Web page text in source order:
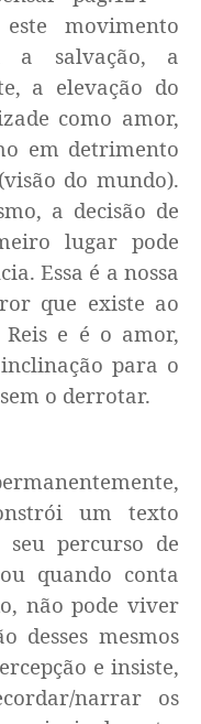
movimento
a salvação, a
a elevação do
como amor,
em detrimento
do mundo).
a decisão de
lugar pode
Essa é a nossa
que existe ao
e é o amor,
para o
o derrotar.
um texto
percurso de
quando conta
não pode viver
desses mesmos
e insiste,
narrar os